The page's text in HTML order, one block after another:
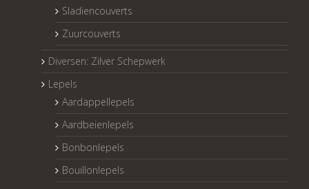
Sladiencouverts
Zuurcouverts
Diversen: Zilver Schepwerk
Lepels
Aardappellepels
Aardbeienlepels
Bonbonlepels
Bouillonlepels